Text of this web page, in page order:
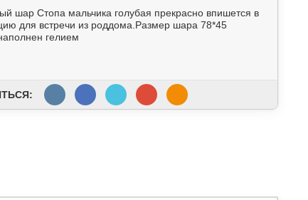
шар Стопа мальчика голубая прекрасно впишется в
для встречи из роддома.Размер шара 78*45
гелием